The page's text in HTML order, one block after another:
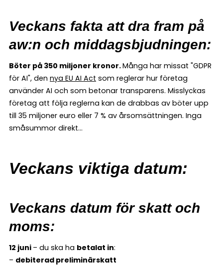
Veckans fakta att dra fram på
aw:n och middagsbjudningen:
Böter på 350 miljoner kronor.Många har missat "GDPR
för AI", den nya EU AI Act som reglerar hur företag
använder AI och som betonar transparens. Misslyckas
företag att följa reglerna kan de drabbas av böter upp
till 35 miljoner euro eller 7 % av årsomsättningen. Inga
småsummor direkt...
Veckans viktiga datum:
Veckans datum för skatt och
moms:
12 juni – du ska ha betalat in:
– debiterad preliminärskatt